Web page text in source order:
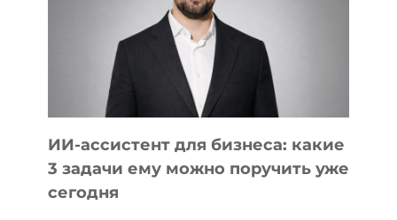
ТЕХНОЛОГИЧЕСКОЕ
ОБРАЗОВАНИЕ
ТАДЖИКИСТАНА
ИИ-ассистент для бизнеса: какие
3 задачи ему можно поручить уже
сегодня